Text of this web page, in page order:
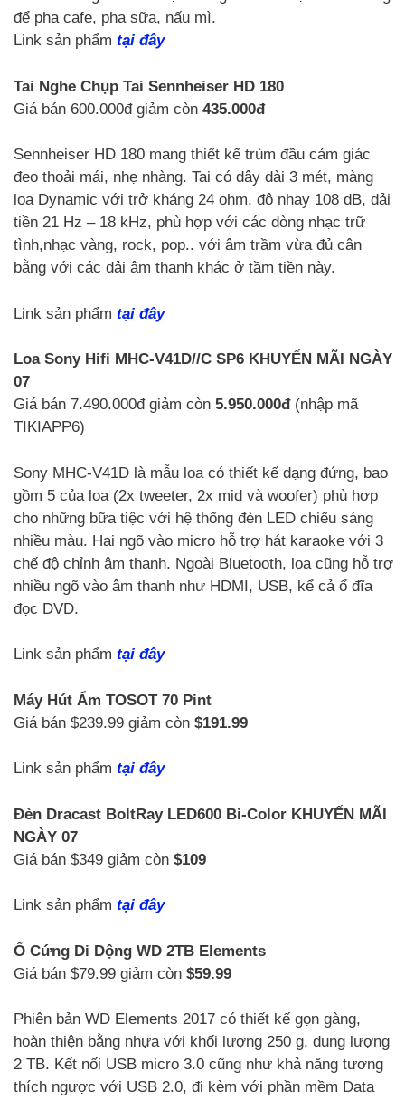
để pha cafe, pha sữa, nấu mì.
Link sản phẩm tại đây
Tai Nghe Chụp Tai Sennheiser HD 180
Giá bán 600.000đ giảm còn 435.000đ
Sennheiser HD 180 mang thiết kế trùm đầu cảm giác
đeo thoải mái, nhẹ nhàng. Tai có dây dài 3 mét, màng
loa Dynamic với trở kháng 24 ohm, độ nhạy 108 dB, dải
tiền 21 Hz – 18 kHz, phù hợp với các dòng nhạc trữ
tình,nhạc vàng, rock, pop.. với âm trầm vừa đủ cân
bằng với các dải âm thanh khác ở tầm tiền này.
Link sản phẩm tại đây
Loa Sony Hifi MHC-V41D//C SP6 KHUYẾN MÃI NGÀY
07
Giá bán 7.490.000đ giảm còn 5.950.000đ(nhập mã
TIKIAPP6)
Sony MHC-V41D là mẫu loa có thiết kế dạng đứng, bao
gồm 5 của loa (2x tweeter, 2x mid và woofer) phù hợp
cho những bữa tiệc với hệ thống đèn LED chiếu sáng
nhiều màu. Hai ngõ vào micro hỗ trợ hát karaoke với 3
chế độ chỉnh âm thanh. Ngoài Bluetooth, loa cũng hỗ trợ
nhiều ngõ vào âm thanh như HDMI, USB, kể cả ổ đĩa
đọc DVD.
Link sản phẩm tại đây
Máy Hút Ẩm TOSOT 70 Pint
Giá bán $239.99 giảm còn $191.99
Link sản phẩm tại đây
Đèn Dracast BoltRay LED600 Bi-Color KHUYẾN MÃI
NGÀY 07
Giá bán $349 giảm còn $109
Link sản phẩm tại đây
Ổ Cứng Di Dộng WD 2TB Elements
Giá bán $79.99 giảm còn $59.99
Phiên bản WD Elements 2017 có thiết kế gọn gàng,
hoàn thiện bằng nhựa với khối lượng 250 g, dung lượng
2 TB. Kết nối USB micro 3.0 cũng như khả năng tương
thích ngược với USB 2.0, đi kèm với phần mềm Data